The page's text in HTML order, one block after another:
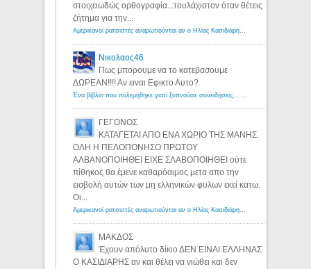
στοιχειωδώς ορθογραφία...τουλάχιστον όταν θέτεις
ζήτημα για την...
Αμερικανοί ρατσιστές αναρωτιούνται αν ο Ηλίας Κασιδιάρης ανήκει στη λευκή φυλή... - Λόγιος Ερμής
Νικολαος46
Πως μπορουμε να το κατεβασουμε
ΔΩΡΕΑΝ!!!! Αν ειναι Εφικτο Αυτο?
Ένα βιβλίο που πολεμήθηκε γιατί ξυπνούσε συνειδήσεις... - Λόγιος Ερμής | Η γνώση ξεκινάει με την αναζήτηση...
ΓΕΓΟΝΟΣ
ΚΑΤΑΓΕΤΑΙ ΑΠΟ ΕΝΑ ΧΩΡΙΟ ΤΗΣ ΜΑΝΗΣ.
ΟΛΗ Η ΠΕΛΟΠΟΝΗΣΟ ΠΡΩΤΟΥ
ΑΛΒΑΝΟΠΟΙΗΘΕΙ ΕΙΧΕ ΣΛΑΒΟΠΟΙΗΘΕΙ ούτε
πίθηκος θα έμενε καθαρόαιμος μετα απο την
εισβολή αυτών των μη ελληνικών φυλων εκεί κατω.
Οι...
Αμερικανοί ρατσιστές αναρωτιούνται αν ο Ηλίας Κασιδιάρης ανήκει στη λευκή φυλή... - Λόγιος Ερμής
ΜΑΚΔΟΣ
Έχουν απόλυτο δίκιο ΔΕΝ ΕΙΝΑΙ ΕΛΛΗΝΑΣ
Ο ΚΑΣΙΔΙΑΡΗΣ αν και θέλει να νιώθει και δεν